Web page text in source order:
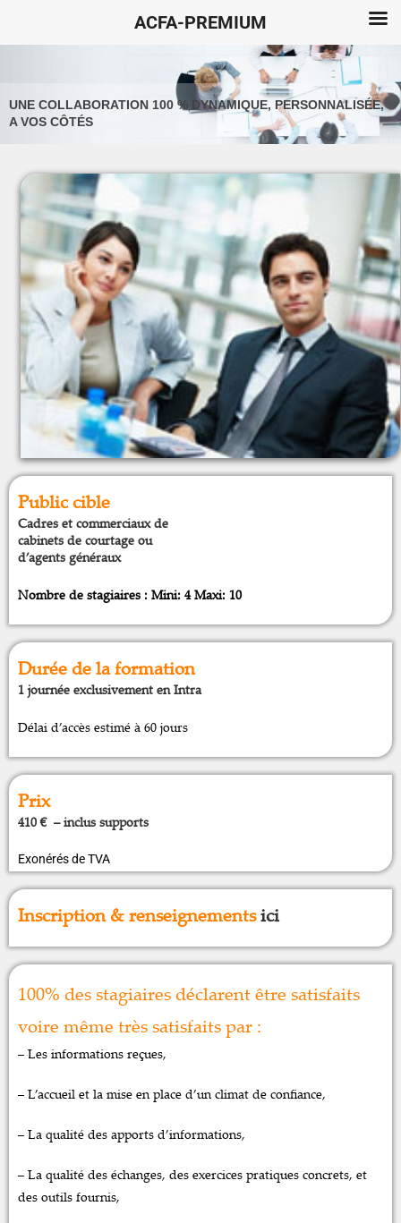
UNE COLLABORATION 100 % DYNAMIQUE, PERSONNALISÉE,
A VOS CÔTÉS
Public cible
Cadres et commerciaux de
cabinets de courtage ou
d’agents généraux
Nombre de stagiaires : Mini: 4Maxi: 10
Durée de la formation
1 journée exclusivement en Intra
Délai d’accès estimé à 60 jours
Prix
410 € – inclus supports
Exonérés de TVA
Inscription & renseignementsici
100% des stagiaires déclarent être satisfaits
voire même très satisfaits par :
– Les informations reçues,
– L’accueil et la mise en place d’un climat de confiance,
– La qualité des apports d’informations,
– La qualité des échanges, des exercices pratiques concrets, et
des outils fournis,
ACFA-PREMIUM